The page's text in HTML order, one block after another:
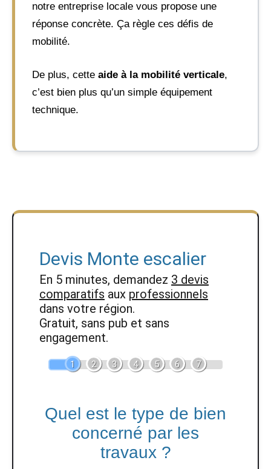
notre entreprise locale vous propose une
réponse concrète. Ça règle ces défis de
mobilité.
De plus, cette aide à la mobilité verticale,
c’est bien plus qu’un simple équipement
technique.
Devis Monte escalier
En 5 minutes, demandez 3 devis
comparatifs aux professionnels
dans votre région.
Gratuit, sans pub et sans
engagement.
1 2 3 4 5 6 7
Quel est le type de bien
concerné par les
travaux ?